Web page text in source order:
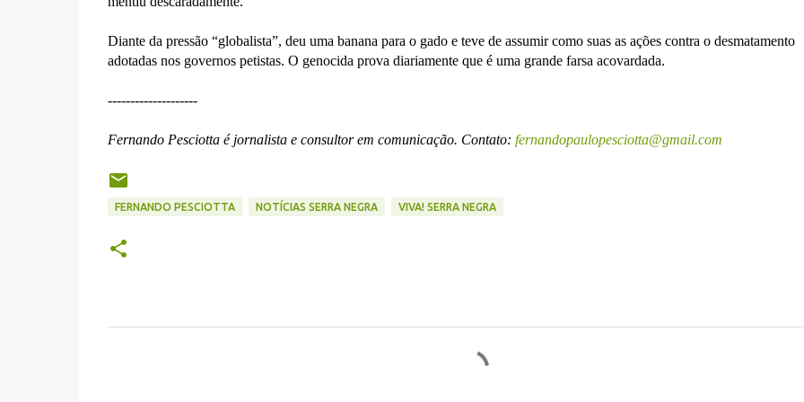
Diante da pressão “globalista”, deu uma banana para o gado e teve de assumir como suas as ações contra o desmatamento
adotadas nos governos petistas. O genocida prova diariamente que é uma grande farsa acovardada.
--------------------
Fernando Pesciotta é jornalista e consultor em comunicação. Contato: fernandopaulopesciotta@gmail.com
FERNANDO PESCIOTTA NOTÍCIAS SERRA NEGRA VIVA! SERRA NEGRA